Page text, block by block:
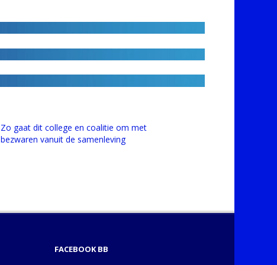
Zo gaat dit college en coalitie om met
bezwaren vanuit de samenleving
FACEBOOK BB